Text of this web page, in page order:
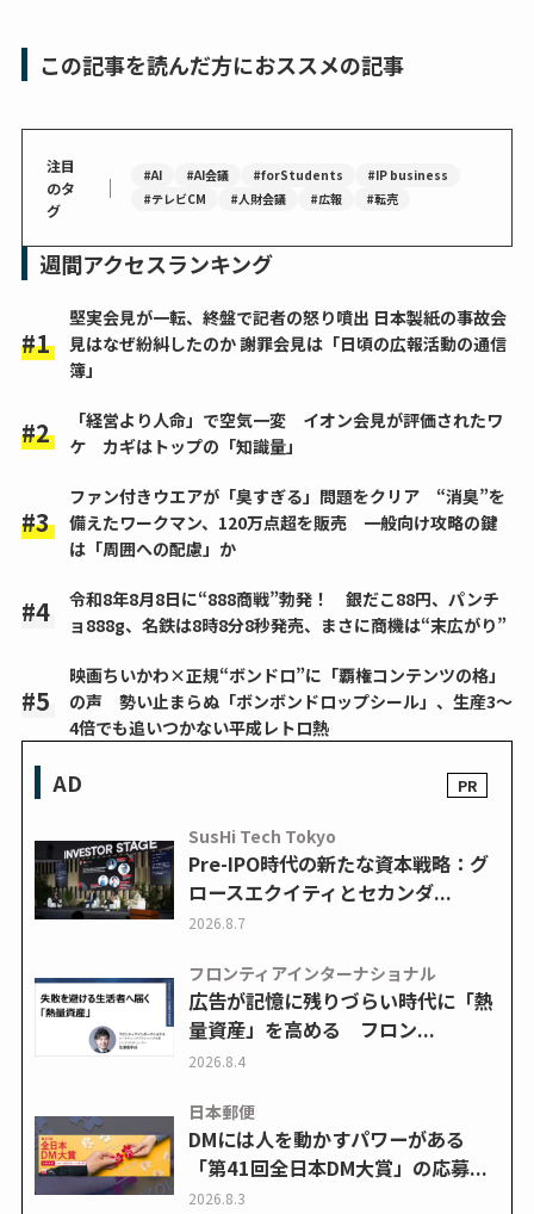
この記事を読んだ方におススメの記事
注目
のタ
グ
｜ #AI #AI会議 #forStudents
#IP business
#テレビCM
#人財会議 #広報 #転売
週間アクセスランキング
堅実会見が一転、終盤で記者の怒り噴出 日本製紙の事故会
見はなぜ紛糾したのか 謝罪会見は「日頃の広報活動の通信
簿」
「経営より人命」で空気一変 イオン会見が評価されたワ
ケ カギはトップの「知識量」
ファン付きウエアが「臭すぎる」問題をクリア “消臭”を
備えたワークマン、120万点超を販売 一般向け攻略の鍵
は「周囲への配慮」か
令和8年8月8日に“888商戦”勃発！ 銀だこ88円、パンチ
ョ888g、名鉄は8時8分8秒発売、まさに商機は“末広がり”
映画ちいかわ×正規“ボンドロ”に「覇権コンテンツの格」
の声 勢い止まらぬ「ボンボンドロップシール」、生産3～
4倍でも追いつかない平成レトロ熱
AD
SusHi Tech Tokyo
Pre-IPO時代の新たな資本戦略：グ
ロースエクイティとセカンダ...
2026.8.7
フロンティアインターナショナル
広告が記憶に残りづらい時代に「熱
量資産」を高める フロン...
2026.8.4
日本郵便
DMには人を動かすパワーがある
「第41回全日本DM大賞」の応募...
2026.8.3